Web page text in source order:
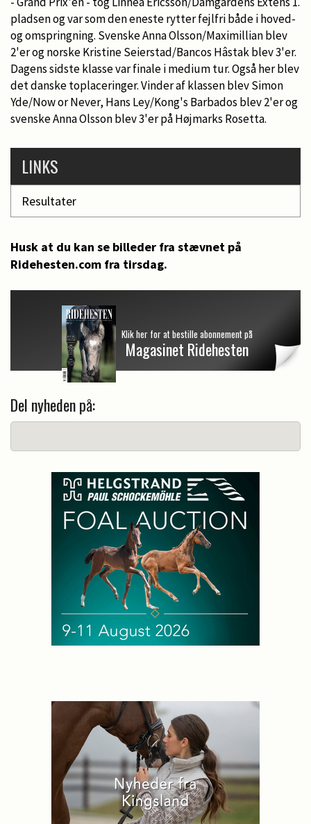
pladsen og var som den eneste rytter fejlfri både i hoved-
og omspringning. Svenske Anna Olsson/Maximillian blev
2'er og norske Kristine Seierstad/Bancos Hâstak blev 3'er.
Dagens sidste klasse var finale i medium tur. Også her blev
det danske toplaceringer. Vinder af klassen blev Simon
Yde/Now or Never, Hans Ley/Kong's Barbados blev 2'er og
svenske Anna Olsson blev 3'er på Højmarks Rosetta.
LINKS
Resultater
Husk at du kan se billeder fra stævnet på
Ridehesten.com fra tirsdag.
Klik her for at bestille abonnement på
Magasinet Ridehesten
Del nyheden på: